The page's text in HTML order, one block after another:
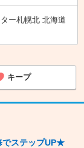
ー札幌北 北海道
キープ
でステップUP★